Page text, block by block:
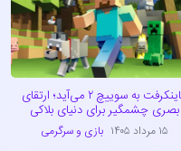
ماینکرفت به سوییچ ۲ می‌آید؛ ارتقای
بصری چشمگیر برای دنیای بلاکی
۱۵ مرداد ۱۴۰۵ بازی و سرگرمی